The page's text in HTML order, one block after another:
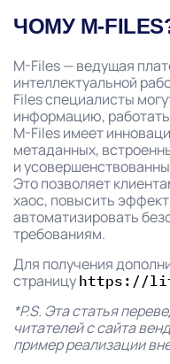
ЧОМУ M-
M-Files — ведущая
интеллектуальной
Files специалисты
информацию,
M-Files имеет
метаданных,
и
Это позволяет
хаос, повысить
автоматизировать
требованиям.
Для получения
страницу https://
*P.S. Эта статья
читателей с сайта
пример реализации